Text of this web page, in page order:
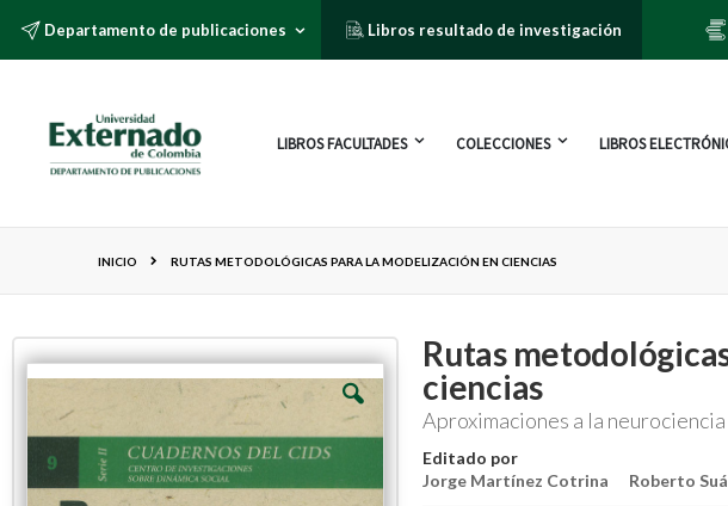
Departamento de publicaciones Libros resultado de investigación
LIBROS FACULTADES COLECCIONES LIBROS
INICIO RUTAS METODOLÓGICAS PARA LA MODELIZACIÓN EN CIENCIAS
Rutas
ciencias
Aproximaciones a la
Editado por
Jorge Martínez Cotrina
Roberto